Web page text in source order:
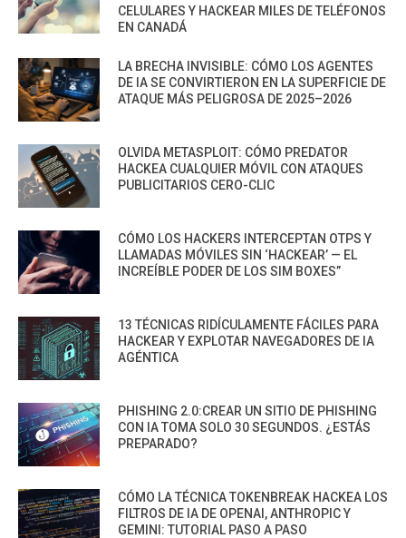
CELULARES Y HACKEAR MILES DE TELÉFONOS
EN CANADÁ
LA BRECHA INVISIBLE: CÓMO LOS AGENTES
DE IA SE CONVIRTIERON EN LA SUPERFICIE DE
ATAQUE MÁS PELIGROSA DE 2025–2026
OLVIDA METASPLOIT: CÓMO PREDATOR
HACKEA CUALQUIER MÓVIL CON ATAQUES
PUBLICITARIOS CERO-CLIC
CÓMO LOS HACKERS INTERCEPTAN OTPS Y
LLAMADAS MÓVILES SIN ‘HACKEAR’ — EL
INCREÍBLE PODER DE LOS SIM BOXES”
13 TÉCNICAS RIDÍCULAMENTE FÁCILES PARA
HACKEAR Y EXPLOTAR NAVEGADORES DE IA
AGÉNTICA
PHISHING 2.0:CREAR UN SITIO DE PHISHING
CON IA TOMA SOLO 30 SEGUNDOS. ¿ESTÁS
PREPARADO?
CÓMO LA TÉCNICA TOKENBREAK HACKEA LOS
FILTROS DE IA DE OPENAI, ANTHROPIC Y
GEMINI: TUTORIAL PASO A PASO